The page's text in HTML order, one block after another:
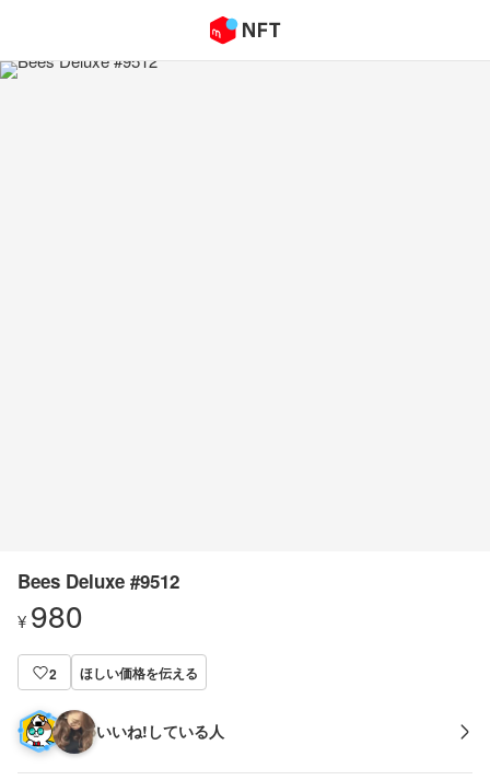
Bees Deluxe #9512
¥ 980
2 ほしい価格を伝える
いいね!している人